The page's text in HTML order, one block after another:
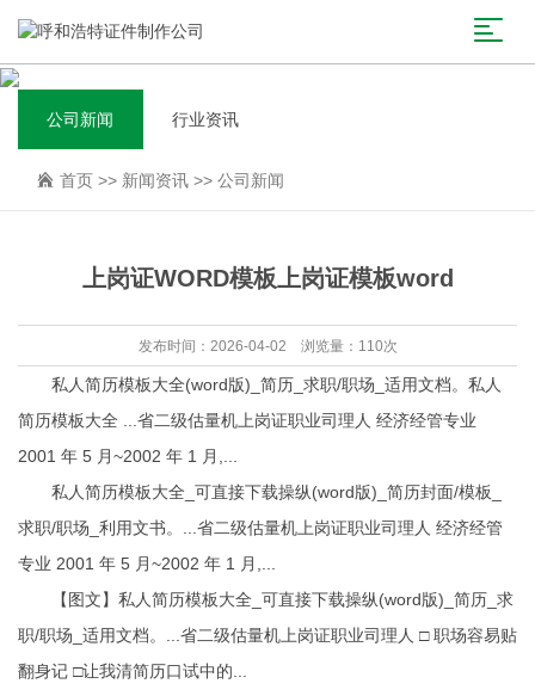
公司新闻 行业资讯
首页 >> 新闻资讯 >> 公司新闻
上岗证WORD模板上岗证模板word
发布时间：2026-04-02 浏览量：110次
私人简历模板大全(word版)_简历_求职/职场_适用文档。私人
简历模板大全 ...省二级估量机上岗证职业司理人 经济经管专业
2001 年 5 月~2002 年 1 月,...
私人简历模板大全_可直接下载操纵(word版)_简历封面/模板_
求职/职场_利用文书。...省二级估量机上岗证职业司理人 经济经管
专业 2001 年 5 月~2002 年 1 月,...
【图文】私人简历模板大全_可直接下载操纵(word版)_简历_求
职/职场_适用文档。...省二级估量机上岗证职业司理人 □ 职场容易贴
翻身记 □让我清简历口试中的...